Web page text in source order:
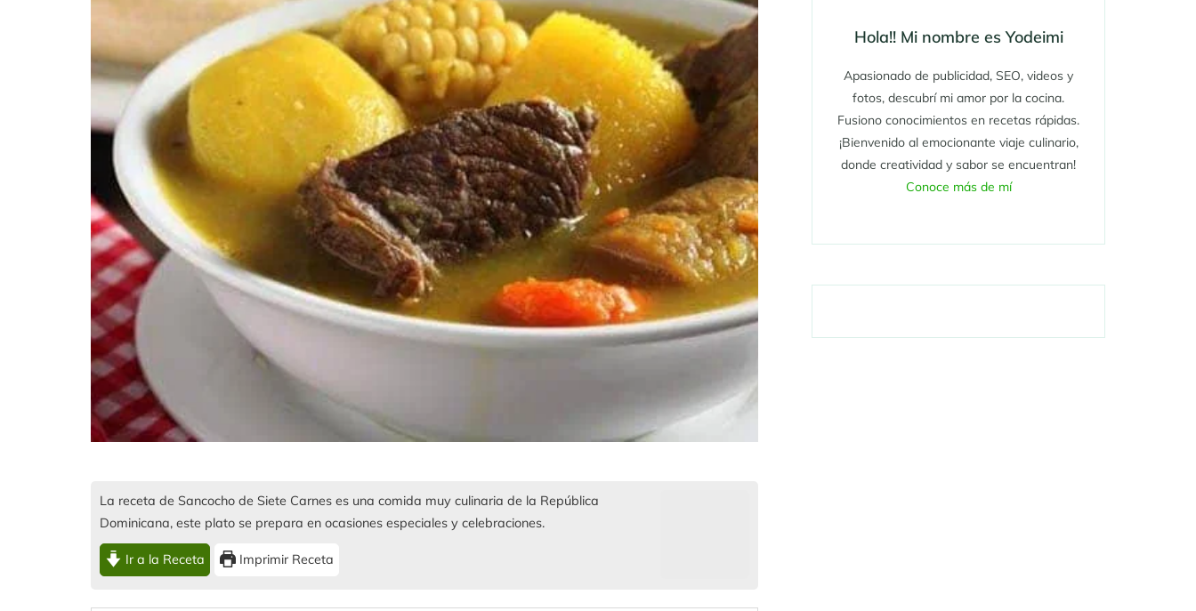
La receta de Sancocho de Siete Carnes es una comida muy culinaria de la República
Dominicana, este plato se prepara en ocasiones especiales y celebraciones.
Ir a la Receta Imprimir Receta
Hola!! Mi nombre es Yodeimi
Apasionado de publicidad, SEO, videos y
fotos, descubrí mi amor por la cocina.
Fusiono conocimientos en recetas rápidas.
¡Bienvenido al emocionante viaje culinario,
donde creatividad y sabor se encuentran!
Conoce más de mí